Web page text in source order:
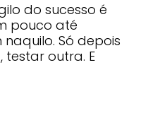
do sucesso é
pouco até
Só depois
outra. E